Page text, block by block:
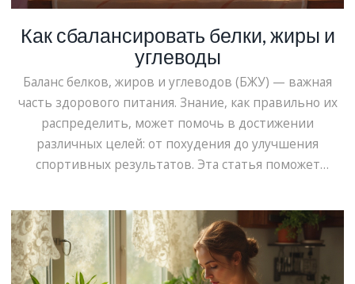
Как сбалансировать белки, жиры и
углеводы
Баланс белков, жиров и углеводов (БЖУ) — важная
часть здорового питания. Знание, как правильно их
распределить, может помочь в достижении
различных целей: от похудения до улучшения
спортивных результатов. Эта статья поможет
повседневного питания. Узнайте, как учитывать свой
уровень активности и цели, чтобы сделать рацион
эффективным и приятным.